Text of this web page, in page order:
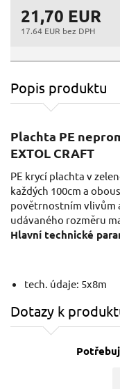
21,70 EUR
17.64 EUR bez DPH
Popis produktu
Plachta PE
EXTOL CRAFT
PE krycí plachta v
každých 100cm a
povětrnostním vlivům
udávaného rozměru
Hlavní technické
tech. údaje: 5x8m
Dotazy k